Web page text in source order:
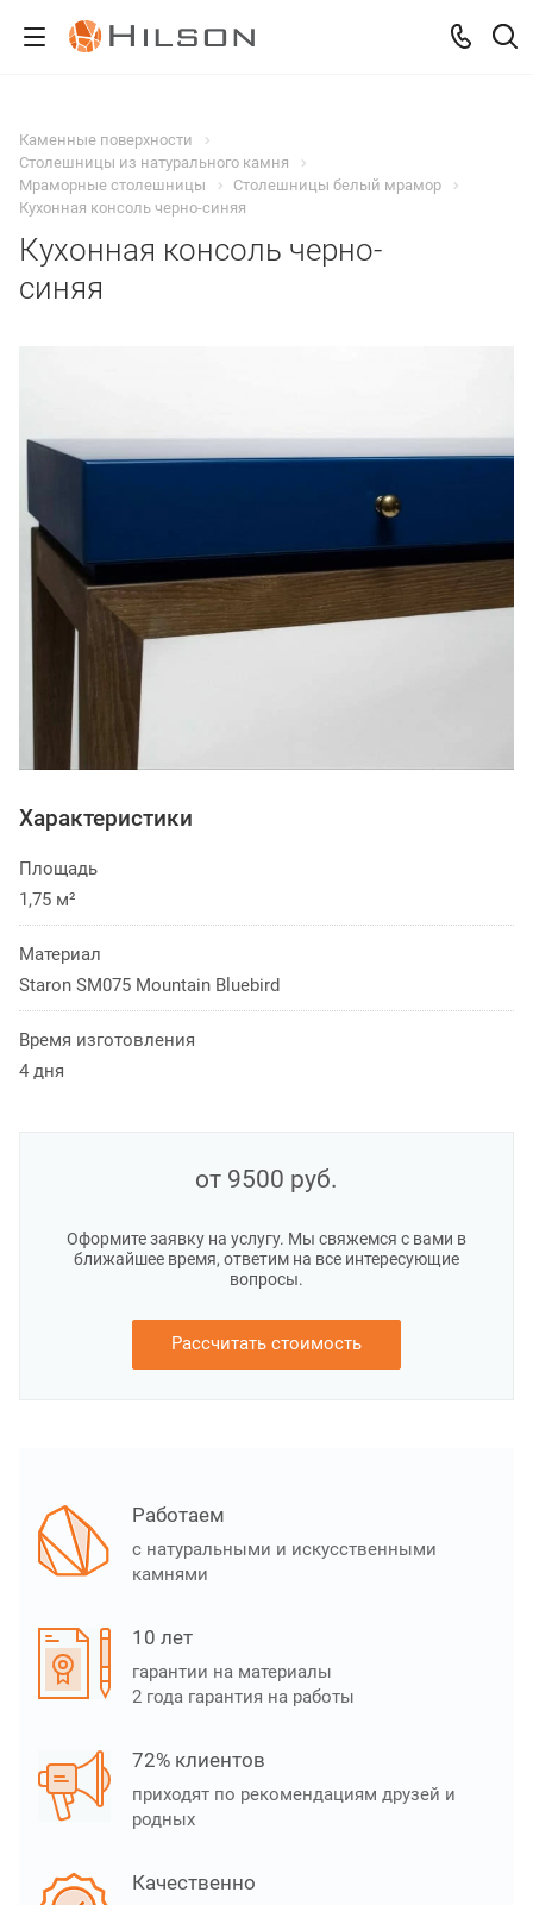
Каменные поверхности
Столешницы из натурального камня
Мраморные столешницы
Столешницы белый мрамор
Кухонная консоль черно-синяя
Кухонная консоль черно-
синяя
Характеристики
Площадь
1,75 м²
Материал
Staron SM075 Mountain Bluebird
Время изготовления
4 дня
от 9500 руб.
Оформите заявку на услугу. Мы свяжемся с вами в
ближайшее время, ответим на все интересующие
вопросы.
Рассчитать стоимость
Работаем
с натуральными и искусственными
камнями
10 лет
гарантии на материалы
2 года гарантия на работы
72% клиентов
приходят по рекомендациям друзей и
родных
Качественно